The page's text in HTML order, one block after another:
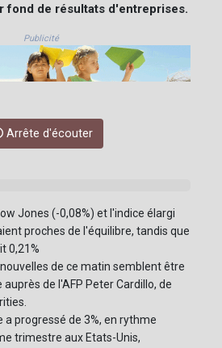
fond de résultats d'entreprises.
Publicité
Arrête d'écouter
Jones (-0,08%) et l'indice élargi
proches de l'équilibre, tandis que
0,21%
de ce matin semblent être
de l'AFP Peter Cardillo, de
a progressé de 3%, en rythme
trimestre aux Etats-Unis,